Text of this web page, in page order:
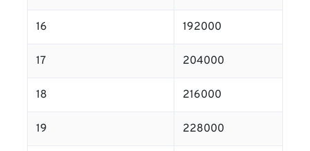
16 192000
17 204000
18 216000
19 228000